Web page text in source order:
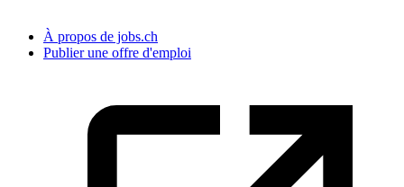
À propos de jobs.ch
Publier une offre d'emploi